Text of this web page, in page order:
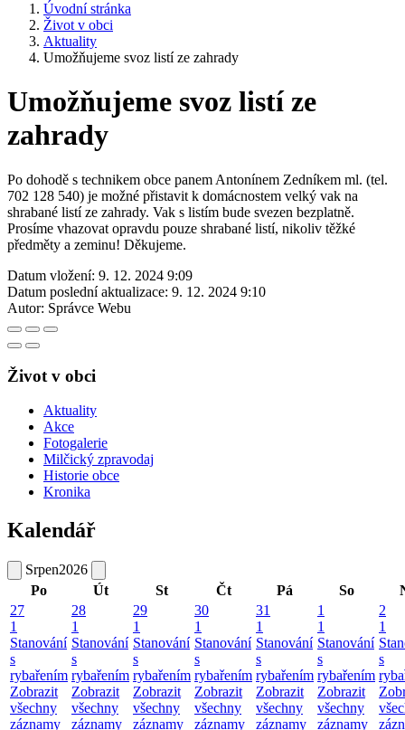
Úvodní stránka
Život v obci
Aktuality
Umožňujeme svoz listí ze zahrady
Umožňujeme svoz listí ze
zahrady
Po dohodě s technikem obce panem Antonínem Zedníkem ml. (tel.
702 128 540) je možné přistavit k domácnostem velký vak na
shrabané listí ze zahrady. Vak s listím bude svezen bezplatně.
Prosíme vhazovat opravdu pouze shrabané listí, nikoliv těžké
předměty a zeminu! Děkujeme.
Datum vložení: 9. 12. 2024 9:09
Datum poslední aktualizace: 9. 12. 2024 9:10
Autor: Správce Webu
Život v obci
Aktuality
Akce
Fotogalerie
Milčický zpravodaj
Historie obce
Kronika
Kalendář
Srpen2026
Po
Út St Čt Pá So
27
1
Stanování
s
rybařením
Zobrazit
všechny
záznamy
28
1
Stanování
s
rybařením
Zobrazit
všechny
záznamy
29
1
Stanování
s
rybařením
Zobrazit
všechny
záznamy
30
1
Stanování
s
rybařením
Zobrazit
všechny
záznamy
31
1
Stanování
s
rybařením
Zobrazit
všechny
záznamy
1
1
Stanování
s
rybařením
Zobrazit
všechny
záznamy
2
1
s